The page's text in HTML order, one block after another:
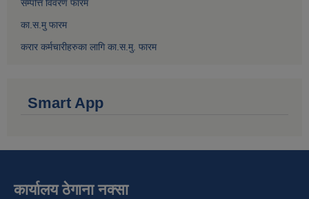
सम्पत्ति विवरण फारम
का.स.मु फारम
करार कर्मचारीहरुका लागि का.स.मु. फारम
Smart App
कार्यालय ठेगाना नक्सा